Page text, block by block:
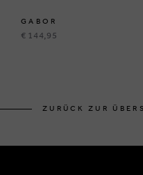
GABOR
€ 144,95
ZURÜCK ZUR